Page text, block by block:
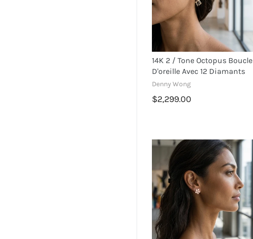
14K 2 / Tone Octopus Boucle
D'oreille Avec 12 Diamants
Denny Wong
$2,299.00